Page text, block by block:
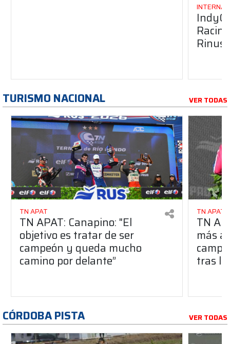
Rinus
TURISMO NACIONAL VER TODAS
TN APAT
TN APAT: Canapino: "El
objetivo es tratar de ser
campeón y queda mucho
camino por delante”
TN APAT
TN
más
tras
CÓRDOBA PISTA VER TODAS